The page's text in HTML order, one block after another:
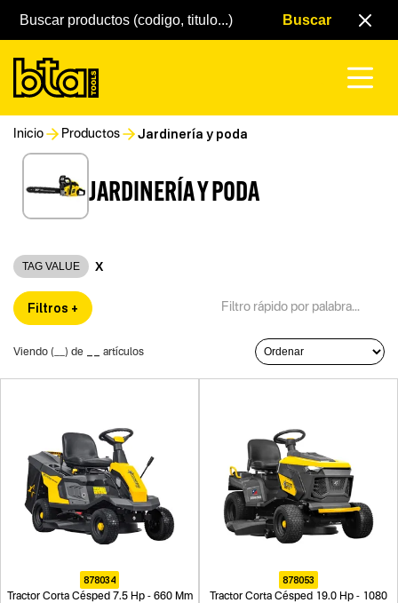
Inicio Productos Jardinería y poda
JARDINERÍA Y PODA
TAG VALUE X
Filtros +
Viendo ( ) de artículos
878034
Tractor Corta Césped 7.5 Hp - 660 Mm
878053
Tractor Corta Césped 19.0 Hp - 1080